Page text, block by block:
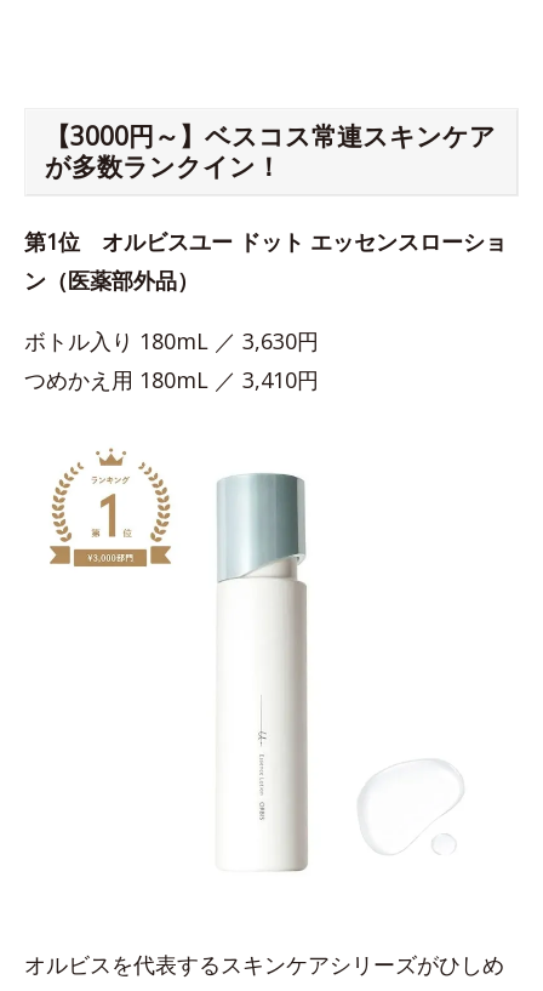
【3000円～】ベスコス常連スキンケア
が多数ランクイン！
第1位 オルビスユー ドット エッセンスローショ
ン（医薬部外品）
ボトル入り 180mL ／ 3,630円
つめかえ用 180mL ／ 3,410円
オルビスを代表するスキンケアシリーズがひしめ